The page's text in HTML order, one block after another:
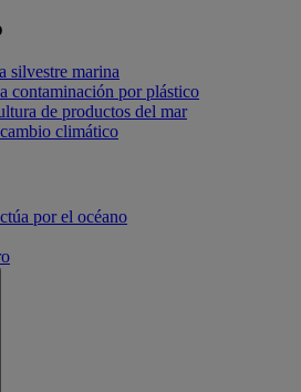
silvestre marina
contaminación por plástico
de productos del mar
climático
por el océano